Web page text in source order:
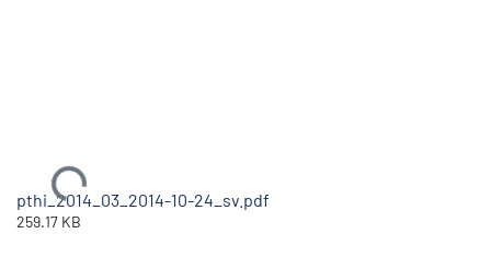
Ladataan...
pthi_2014_03_2014-10-24_sv.pdf
259.17 KB